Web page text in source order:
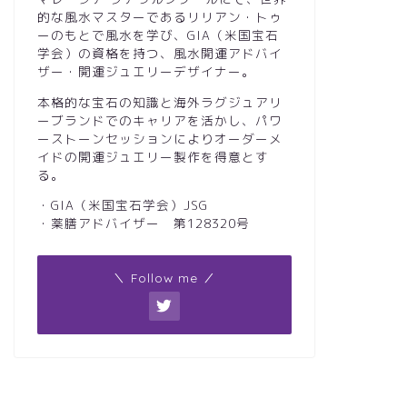
的な風水マスターであるリリアン・トゥ
ーのもとで風水を学び、GIA（米国宝石
学会）の資格を持つ、風水開運アドバイ
ザー・開運ジュエリーデザイナー。
本格的な宝石の知識と海外ラグジュアリ
ーブランドでのキャリアを活かし、パワ
ーストーンセッションによりオーダーメ
イドの開運ジュエリー製作を得意とす
る。
・GIA（米国宝石学会）JSG
・薬膳アドバイザー 第128320号
＼ Follow me ／